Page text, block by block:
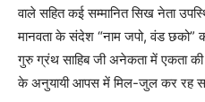
वाले सहित कई सम्मानित सिख नेता
मानवता के संदेश “नाम जपो, वंड छको”
गुरु ग्रंथ साहिब जी अनेकता में एकता की
के अनुयायी आपस में मिल-जुल कर रह